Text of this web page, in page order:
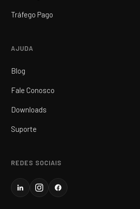
Tráfego Pago
AJUDA
Blog
Fale Conosco
Downloads
Suporte
REDES SOCIAIS